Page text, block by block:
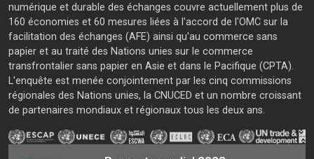
numérique et durable des échanges couvre actuellement plus de
160 économies et 60 mesures liées à l'accord de l'OMC sur la
facilitation des échanges (AFE) ainsi qu'au commerce sans
papier et au traité des Nations unies sur le commerce
transfrontalier sans papier en Asie et dans le Pacifique (CPTA).
L'enquête est menée conjointement par les cinq commissions
régionales des Nations unies, la CNUCED et un nombre croissant
de partenaires mondiaux et régionaux tous les deux ans.